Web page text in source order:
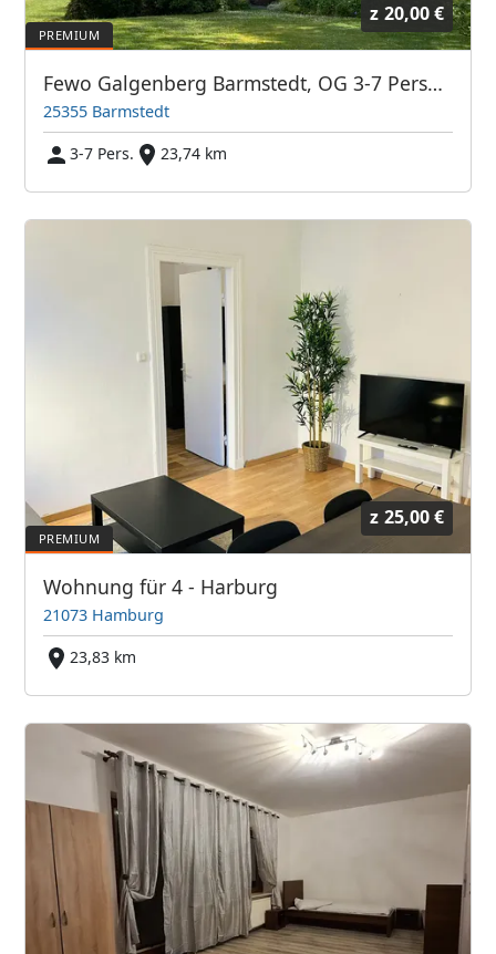
z 20,00 €
Fewo Galgenberg Barmstedt, OG 3-7 Personen
25355 Barmstedt
3-7 Pers.
23,74 km
z 25,00 €
Wohnung für 4 - Harburg
21073 Hamburg
23,83 km